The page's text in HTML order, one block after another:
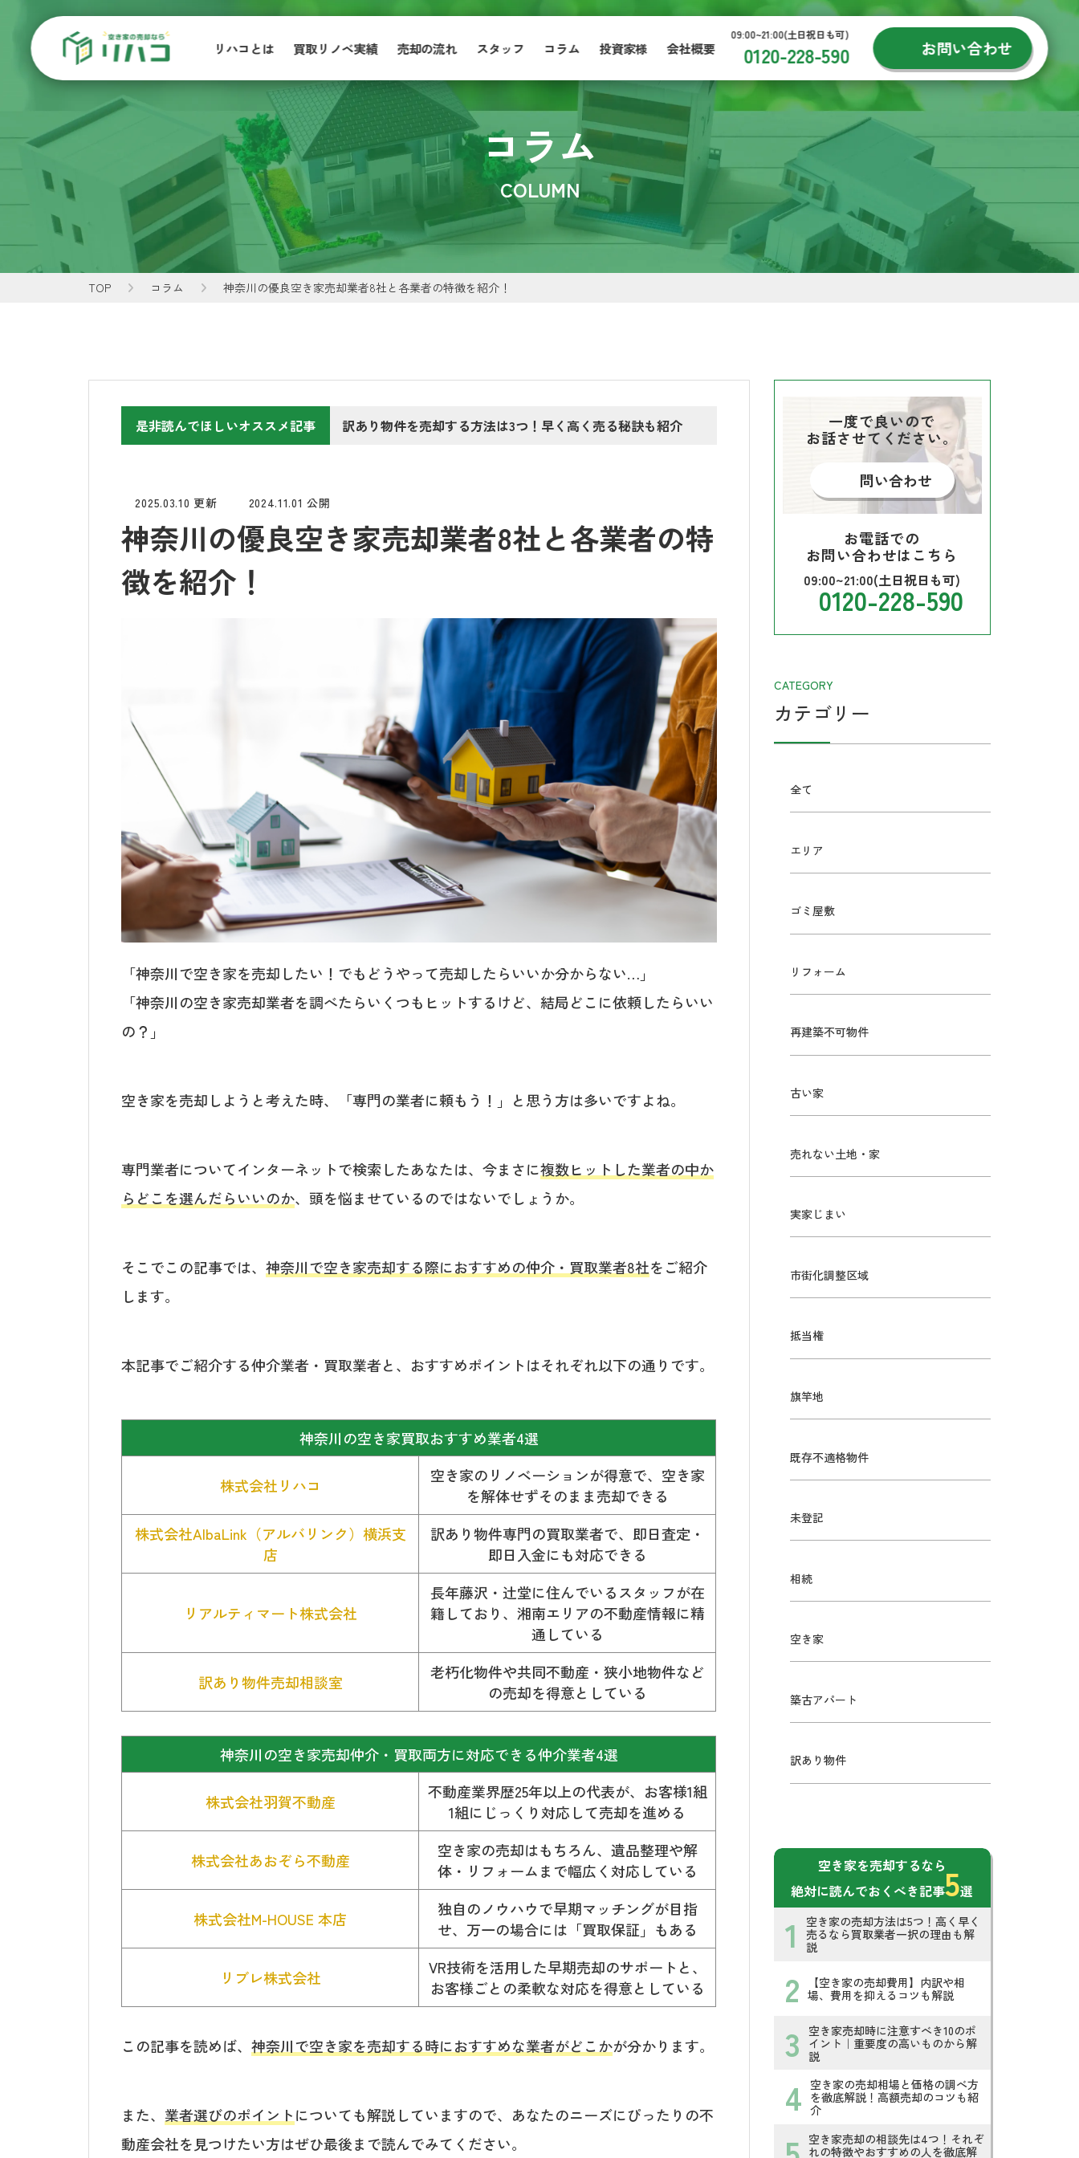
リハコとは 買取リノベ実績 売却の流れ スタッフ コラム 投資家様 会社概要
09:00~21:00(土日祝日も可)
0120-228-590 お問い合わせ
コラム
COLUMN
TOP コラム 神奈川の優良空き家売却業者8社と各業者の特徴を紹介！
是非読んでほしいオススメ記事 訳あり物件を売却する方法は3つ！早く高く売る秘訣も紹介
2025.03.10 更新 2024.11.01 公開
神奈川の優良空き家売却業者8社と各業者の特
徴を紹介！
「神奈川で空き家を売却したい！でもどうやって売却したらいいか分からない…」
「神奈川の空き家売却業者を調べたらいくつもヒットするけど、結局どこに依頼したらいい
の？」
空き家を売却しようと考えた時、「専門の業者に頼もう！」と思う方は多いですよね。
専門業者についてインターネットで検索したあなたは、今まさに複数ヒットした業者の中か
らどこを選んだらいいのか、頭を悩ませているのではないでしょうか。
そこでこの記事では、神奈川で空き家売却する際におすすめの仲介・買取業者8社をご紹介
します。
本記事でご紹介する仲介業者・買取業者と、おすすめポイントはそれぞれ以下の通りです。
神奈川の空き家買取おすすめ業者4選
株式会社リハコ
空き家のリノベーションが得意で、空き家
を解体せずそのまま売却できる
株式会社AlbaLink（アルバリンク）横浜支
店
訳あり物件専門の買取業者で、即日査定・
即日入金にも対応できる
リアルティマート株式会社
長年藤沢・辻堂に住んでいるスタッフが在
籍しており、湘南エリアの不動産情報に精
通している
訳あり物件売却相談室
老朽化物件や共同不動産・狭小地物件など
の売却を得意としている
神奈川の空き家売却仲介・買取両方に対応できる仲介業者4選
株式会社羽賀不動産
不動産業界歴25年以上の代表が、お客様1組
1組にじっくり対応して売却を進める
株式会社あおぞら不動産
空き家の売却はもちろん、遺品整理や解
体・リフォームまで幅広く対応している
株式会社M-HOUSE 本店
独自のノウハウで早期マッチングが目指
せ、万一の場合には「買取保証」もある
リブレ株式会社
VR技術を活用した早期売却のサポートと、
お客様ごとの柔軟な対応を得意としている
この記事を読めば、神奈川で空き家を売却する時におすすめな業者がどこかが分かります。
また、 業者選びのポイントについても解説していますので、あなたのニーズにぴったりの不
動産会社を見つけたい方はぜひ最後まで読んでみてください。
一度で良いので
お話させてください。
問い合わせ
お電話での
お問い合わせはこちら
09:00~21:00(土日祝日も可)
0120-228-590
CATEGORY
カテゴリー
全て
エリア
ゴミ屋敷
リフォーム
再建築不可物件
古い家
売れない土地・家
実家じまい
市街化調整区域
抵当権
旗竿地
既存不適格物件
未登記
相続
空き家
築古アパート
訳あり物件
空き家を売却するなら
絶対に読んでおくべき記事5選
空き家の売却方法は5つ！高く早く
売るなら買取業者一択の理由も解
説
【空き家の売却費用】内訳や相
場、費用を抑えるコツも解説
空き家売却時に注意すべき10のポ
イント｜重要度の高いものから解
説
空き家の売却相場と価格の調べ方
を徹底解説！高額売却のコツも紹
介
空き家売却の相談先は4つ！それぞ
れの特徴やおすすめの人を徹底解